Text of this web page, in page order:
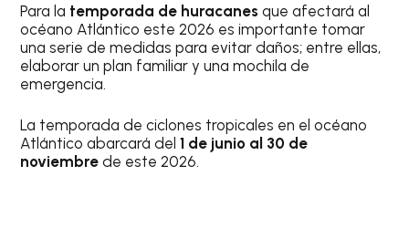
Para la temporada de huracanes que afectará al
océano Atlántico este 2026 es importante tomar
una serie de medidas para evitar daños; entre ellas,
elaborar un plan familiar y una mochila de
emergencia.
La temporada de ciclones tropicales en el océano
Atlántico abarcará del1 de junio al 30 de
noviembre de este 2026.